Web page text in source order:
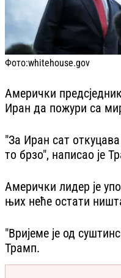
Фото:whitehouse.gov
Амерички
Иран да пожури са
"За Иран сат
то брзо", написао је
Амерички лидер је
њих неће остати
"Вријеме је од
Трамп.